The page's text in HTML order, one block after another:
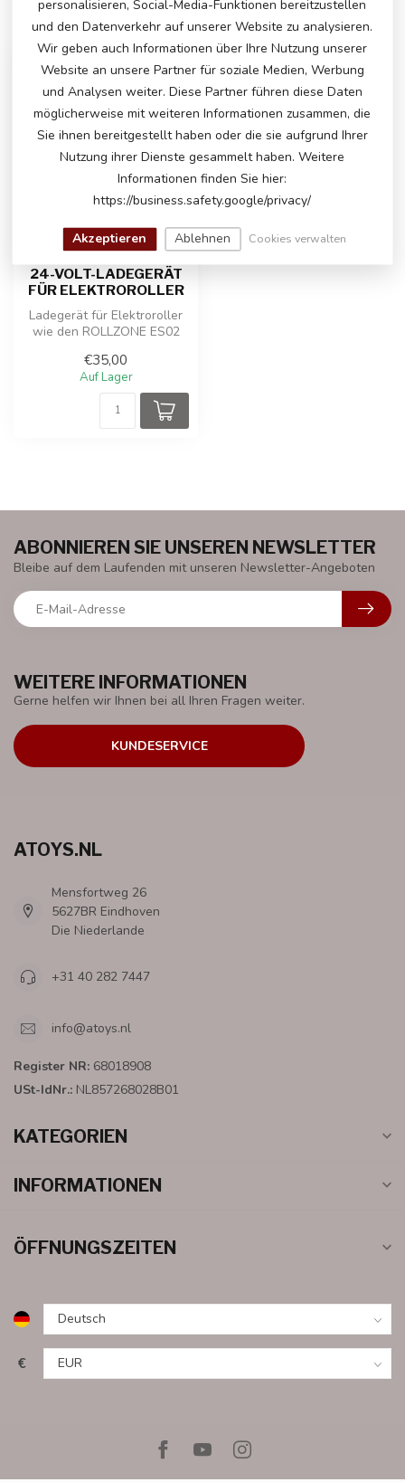
ZULETZT ANGESEHEN
24-VOLT-LADEGERÄT
FÜR ELEKTROROLLER
Ladegerät für Elektroroller
wie den ROLLZONE ES02
K...
€35,00
Auf Lager
WEITERE INFORMATIONEN
Gerne helfen wir Ihnen bei all Ihren Fragen weiter.
KUNDESERVICE
ABONNIEREN SIE UNSEREN NEWSLETTER
Bleibe auf dem Laufenden mit unseren Newsletter-Angeboten
ATOYS.NL
Mensfortweg 26
5627BR Eindhoven
Die Niederlande
+31 40 282 7447
info@atoys.nl
Register NR: 68018908
USt-IdNr.: NL857268028B01
KATEGORIEN
INFORMATIONEN
ÖFFNUNGSZEITEN
€
personalisieren, Social-Media-Funktionen bereitzustellen
und den Datenverkehr auf unserer Website zu analysieren.
Wir geben auch Informationen über Ihre Nutzung unserer
Website an unsere Partner für soziale Medien, Werbung
und Analysen weiter. Diese Partner führen diese Daten
möglicherweise mit weiteren Informationen zusammen, die
Sie ihnen bereitgestellt haben oder die sie aufgrund Ihrer
Nutzung ihrer Dienste gesammelt haben. Weitere
Informationen finden Sie hier:
https://business.safety.google/privacy/
Akzeptieren Ablehnen Cookies verwalten